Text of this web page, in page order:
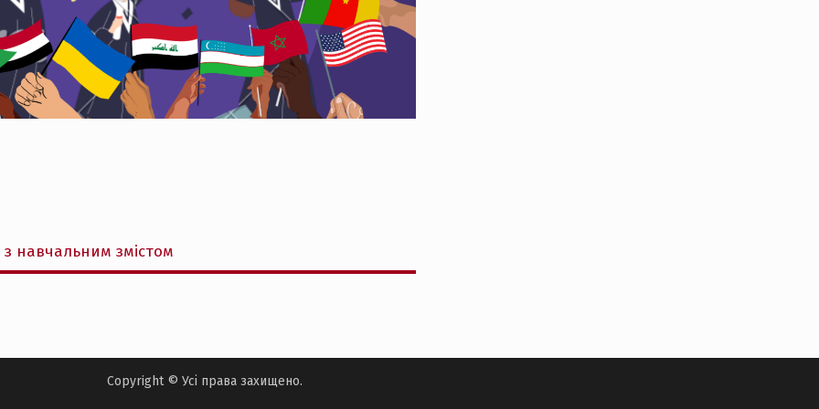
навчальним змістом
Copyright © Усі права захищено.